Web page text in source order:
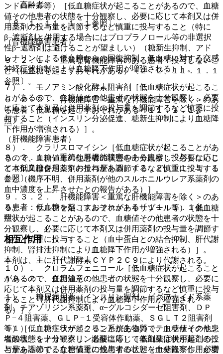
ンドロール等）［低血糖症状が起こることがあるので、血糖
値その他患者の状態を十分観察し、必要に応じて本剤又は併
用薬剤の投与量を調節するなど慎重に投与すること（特に
β−遮断剤と併用する場合にはプロプラノロール等の非選択
性β−遮断剤は避けることが望ましい）（糖新生抑制、アド
レナリンによる低血糖からの回復抑制、低血糖に対する交感
神経症状抑制により血糖降下作用が増強される）］。
７）． モノアミン酸化酵素阻害剤［低血糖症状が起こるこ
とがあるので、血糖値その他患者の状態を十分観察し、必要
に応じて本剤又は併用薬剤の投与量を調節するなど慎重に投
与すること（インスリン分泌促進、糖新生抑制により血糖降
下作用が増強される）］。
８）． クラリスロマイシン［低血糖症状が起こることがあ
るので、血糖値その他患者の状態を十分観察し、必要に応じ
て本剤又は併用薬剤の投与量を調節するなど慎重に投与する
こと（機序不明、併用薬剤が他のスルホニルウレア系薬剤の
血中濃度を上昇させたとの報告がある）］。
９）． サルファ剤（スルファメトキサゾール等）［低血糖
症状が起こることがあるので、血糖値その他患者の状態を十
分観察し、必要に応じて本剤又は併用薬剤の投与量を調節す
るなど慎重に投与すること（血中蛋白との結合抑制、肝代謝
抑制、腎排泄抑制により血糖降下作用が増強される）］。
１０）． クロラムフェニコール［低血糖症状が起こること
があるので、血糖値その他患者の状態を十分観察し、必要に
応じて本剤又は併用薬剤の投与量を調節するなど慎重に投与
すること（肝代謝抑制により血糖降下作用が増強され
る）］。
１１）． テトラサイクリン系抗生物質（テトラサイクリン
塩酸塩、ミノサイクリン塩酸塩等）［低血糖症状が起こるこ
とがあるので、血糖値その他患者の状態を十分観察し、必要
・ 高齢者。
〔８．１、１１．１．１参照〕。
（腎機能障害患者）
９．２．１． 重篤な腎機能障害のある患者：投与しないこ
と（低血糖を起こすおそれがある）〔２．２、１１．１．１
参照〕。
９．２．２． 腎機能障害＜重篤な腎機能障害を除く＞のあ
る患者：低血糖を起こすおそれがある〔１１．１．１参
照〕。
（肝機能障害患者）
９．３．１． 重篤な肝機能障害のある患者：投与しないこ
と（低血糖を起こすおそれがある）〔２．２、１１．１．１
参照〕。
９．３．２． 肝機能障害＜重篤な肝機能障害を除く＞のあ
る患者：低血糖を起こすおそれがある〔１１．１．１参
照〕。
相互作用
本剤は、主に肝代謝酵素ＣＹＰ２Ｃ９により代謝される。
１０．２． 併用注意：
１）． 糖尿病用薬（インスリン製剤、ビグアナイド系薬
剤、チアゾリジン系薬剤、α−グルコシダーゼ阻害剤、ＤＰ
Ｐ−４阻害薬、ＧＬＰ−１受容体作動薬、ＳＧＬＴ２阻害剤
等）［低血糖症状が起こることがあるので、血糖値その他患
者の状態を十分観察し、必要に応じて本剤又は併用薬剤の投
与量を調節するなど慎重に投与すること（血糖降下作用が増